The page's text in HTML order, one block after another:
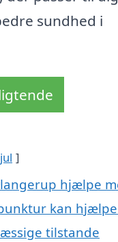
sundhed i
hjælpe
kan
tilstande